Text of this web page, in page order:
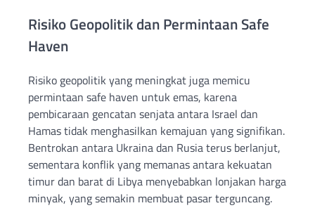
Risiko Geopolitik dan Permintaan Safe
Haven
Risiko geopolitik yang meningkat juga memicu
permintaan safe haven untuk emas, karena
pembicaraan gencatan senjata antara Israel dan
Hamas tidak menghasilkan kemajuan yang signifikan.
Bentrokan antara Ukraina dan Rusia terus berlanjut,
sementara konflik yang memanas antara kekuatan
timur dan barat di Libya menyebabkan lonjakan harga
minyak, yang semakin membuat pasar terguncang.